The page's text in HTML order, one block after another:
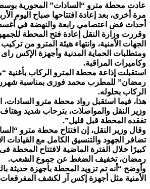
عادت محطة مترو “السادات” المحورية بوسط
مرة أخرى، بعد إعادة افتتاحها صباح اليوم
أحداث فض اعتصامي رابعة والنهضة في أغسطس
وقررت وزارة النقل إعادة فتح المحطة
الجهات الأمنية، وانتهاء هيئة المترو من
ومتطلبات الحماية المدنية وأجهزة الإكس
وكاميرات المراقبة.
استقبلت إذاعة محطة المترو الركاب
رمضان” للمطرب محمد فوزى بمناسبة
الركاب بحلوله.
هذا، فيما استقبل رواد محطة مترو
وزير النقل والمواصلات، بترحاب شديد
تفقده المحطة قبل قليل”.
وقال وزير النقل، إن افتتاح محطة مترو
تضافر الجهود والتنسيق الكامل مع القيادات
كبيرًا خلال الفترة الماضية لافتتاح المحطة
رمضان، تخفيف الضغط عن جموع الشعب.
وأوضح “أنه تم تزويد المحطة بأجهزة حديثة
الأمنية مثل أجهزة إكس آر لكشف